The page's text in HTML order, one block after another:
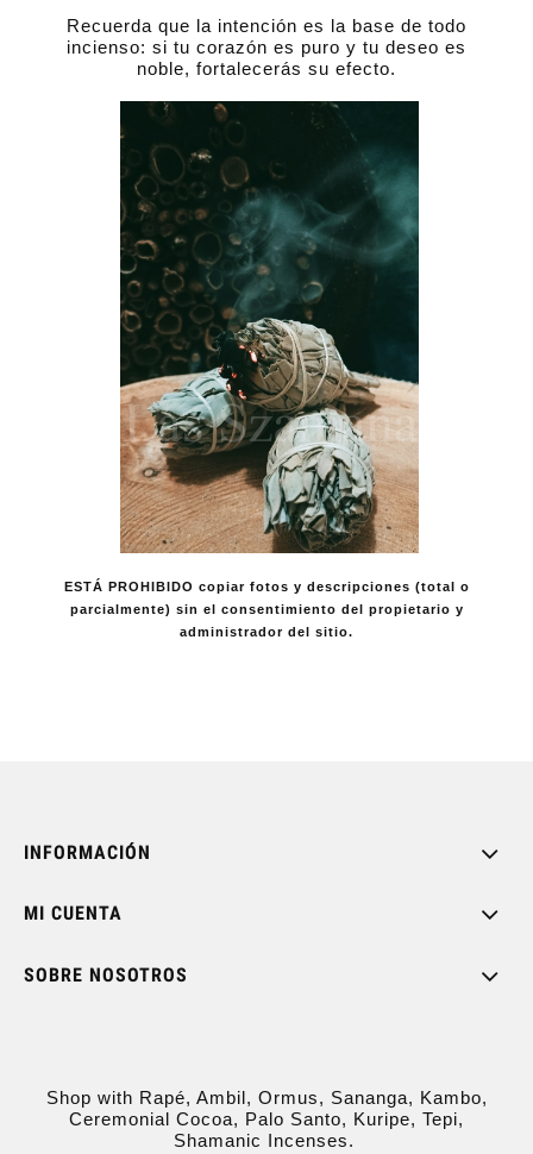
Recuerda que la intención es la base de todo
incienso: si tu corazón es puro y tu deseo es
noble, fortalecerás su efecto.
ESTÁ PROHIBIDO copiar fotos y descripciones (total o
parcialmente) sin el consentimiento del propietario y
administrador del sitio.
INFORMACIÓN
MI CUENTA
SOBRE NOSOTROS
Shop with Rapé, Ambil, Ormus, Sananga, Kambo,
Ceremonial Cocoa, Palo Santo, Kuripe, Tepi,
Shamanic Incenses.